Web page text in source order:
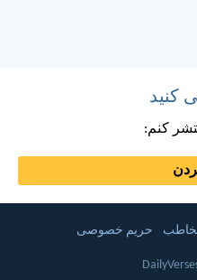
کنم:
حریم خصوصی